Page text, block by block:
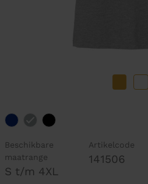
Beschikbare
maatrange
S t/m 4XL
Artikelcode
141506